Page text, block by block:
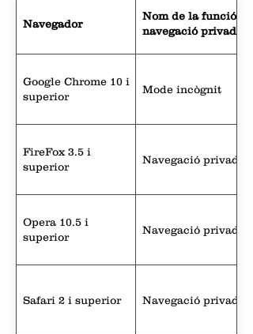
Navegador
Nom de la funció de
navegació privada
Google Chrome 10 i
superior
Mode incògnit
FireFox 3.5 i
superior
Navegació privada
Opera 10.5 i
superior
Navegació privada
Safari 2 i superior Navegació privada